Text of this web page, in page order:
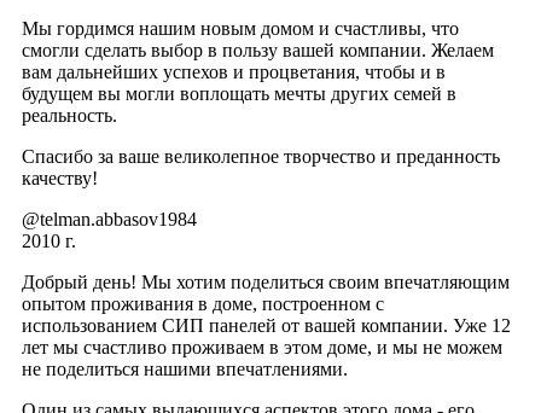
Мы гордимся нашим новым домом и счастливы, что
смогли сделать выбор в пользу вашей компании. Желаем
вам дальнейших успехов и процветания, чтобы и в
будущем вы могли воплощать мечты других семей в
реальность.
Спасибо за ваше великолепное творчество и преданность
качеству!
@telman.abbasov1984
2010 г.
Добрый день! Мы хотим поделиться своим впечатляющим
опытом проживания в доме, построенном с
использованием СИП панелей от вашей компании. Уже 12
лет мы счастливо проживаем в этом доме, и мы не можем
не поделиться нашими впечатлениями.